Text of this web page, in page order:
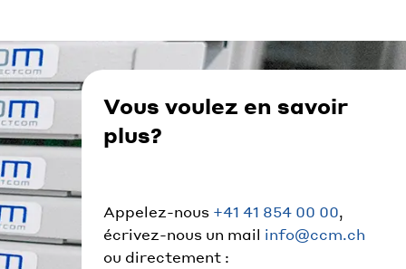
Vous voulez en savoir
plus?
Appelez-nous +41 41 854 00 00,
écrivez-nous un mail info@ccm.ch
ou directement :